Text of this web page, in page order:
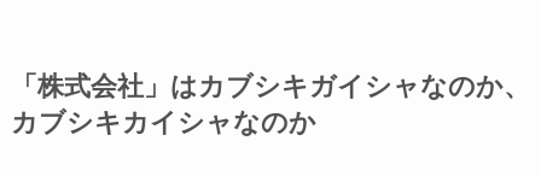
「株式会社」はカブシキガイシャなのか、
カブシキカイシャなのか